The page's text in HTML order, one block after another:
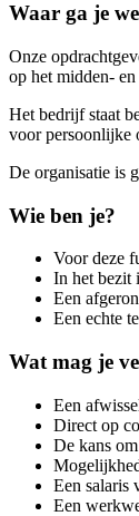
Waar ga je
Onze
op het midden-
Het bedrijf staat
voor persoonlijke
De organisatie is
Wie ben je?
Voor deze
In het bezit
Een
Een echte
Wat mag je
Een
Direct op
De kans
Een salaris
Een